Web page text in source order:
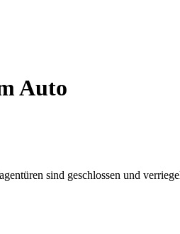
Auto
sind geschlossen und